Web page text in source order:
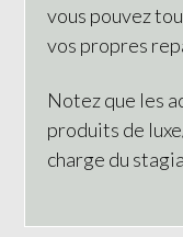
vous pouvez
vos propres
Notez que les
produits de
charge du